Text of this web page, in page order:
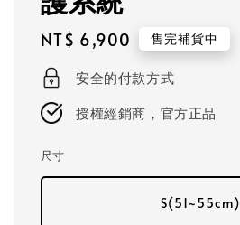
Regular
price
NT$ 6,900 售完補貨中
安全的付款方式
授權經銷商，官方正品
尺寸
S(51~55cm)